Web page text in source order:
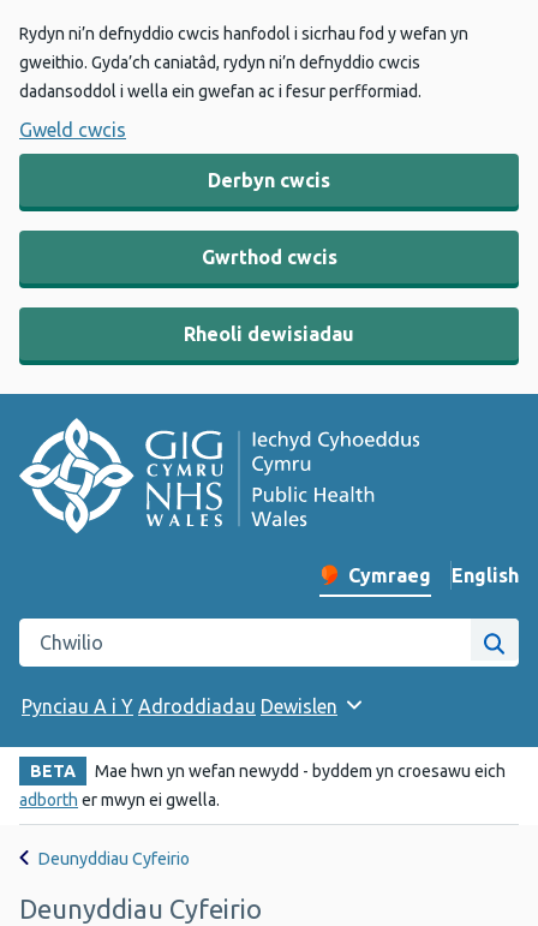
Rydyn ni’n defnyddio cwcis hanfodol i sicrhau fod y wefan yn
gweithio. Gyda’ch caniatâd, rydyn ni’n defnyddio cwcis
dadansoddol i wella ein gwefan ac i fesur perfformiad.
Gweld cwcis
Derbyn cwcis
Gwrthod cwcis
Rheoli dewisiadau
Newid iaith y wefan
Cymraeg English
–
Chwilio gwefan Iechyd Cyhoeddus Cymru
Pynciau A i Y Adroddiadau Dewislen
BETA
Mae hwn yn wefan newydd - byddem yn croesawu eich
adborth er mwyn ei gwella.
Deunyddiau Cyfeirio
Deunyddiau Cyfeirio